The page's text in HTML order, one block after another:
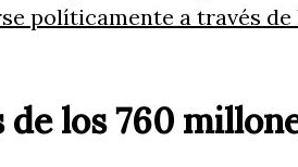
políticamente a través de
de los 760